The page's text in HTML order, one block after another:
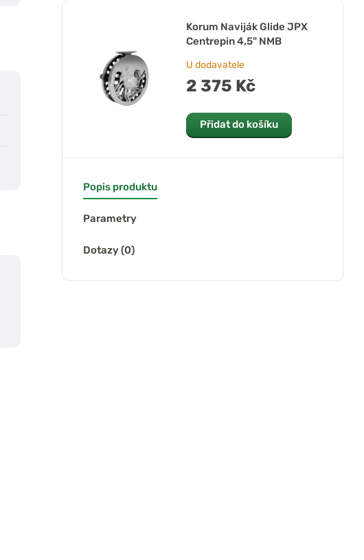
Korum Naviják Glide JPX
Centrepin 4,5" NMB
U dodavatele
2 375 Kč
Přidat do košíku
Popis produktu
Parametry
Dotazy (0)